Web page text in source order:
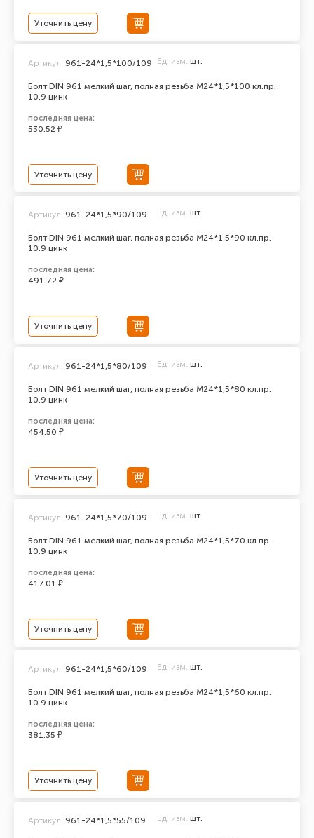
Уточнить цену
Болт DIN 961 мелкий шаг, полная резьба M24*1,5*100 кл.пр.
10.9 цинк
Артикул: 961-24*1,5*100/109 Ед. изм. шт.
последняя цена:
530.52 ₽
Уточнить цену
Болт DIN 961 мелкий шаг, полная резьба M24*1,5*90 кл.пр.
10.9 цинк
Артикул: 961-24*1,5*90/109 Ед. изм. шт.
последняя цена:
491.72 ₽
Уточнить цену
Болт DIN 961 мелкий шаг, полная резьба M24*1,5*80 кл.пр.
10.9 цинк
Артикул: 961-24*1,5*80/109 Ед. изм. шт.
последняя цена:
454.50 ₽
Уточнить цену
Болт DIN 961 мелкий шаг, полная резьба M24*1,5*70 кл.пр.
10.9 цинк
Артикул: 961-24*1,5*70/109 Ед. изм. шт.
последняя цена:
417.01 ₽
Уточнить цену
Болт DIN 961 мелкий шаг, полная резьба M24*1,5*60 кл.пр.
10.9 цинк
Артикул: 961-24*1,5*60/109 Ед. изм. шт.
последняя цена:
381.35 ₽
Уточнить цену
Артикул: 961-24*1,5*55/109 Ед. изм. шт.